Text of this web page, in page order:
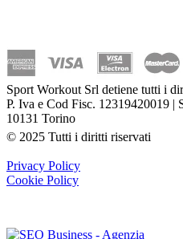
Sport Workout Srl detiene tutti i
P. Iva e Cod Fisc. 12319420019 |
10131 Torino
© 2025 Tutti i diritti riservati
Privacy Policy
Cookie Policy